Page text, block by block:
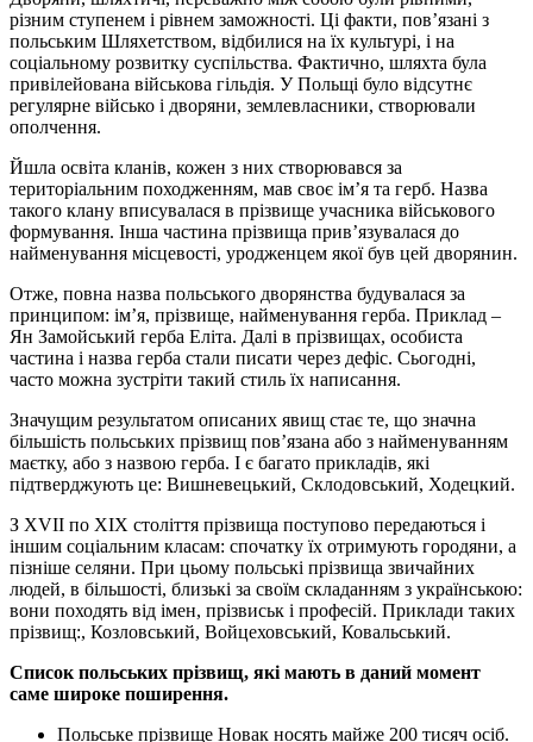
різним ступенем і рівнем заможності. Ці факти, пов’язані з
польським Шляхетством, відбилися на їх культурі, і на
соціальному розвитку суспільства. Фактично, шляхта була
привілейована військова гільдія. У Польщі було відсутнє
регулярне військо і дворяни, землевласники, створювали
ополчення.
Йшла освіта кланів, кожен з них створювався за
територіальним походженням, мав своє ім’я та герб. Назва
такого клану вписувалася в прізвище учасника військового
формування. Інша частина прізвища прив’язувалася до
найменування місцевості, уродженцем якої був цей дворянин.
Отже, повна назва польського дворянства будувалася за
принципом: ім’я, прізвище, найменування герба. Приклад –
Ян Замойський герба Еліта. Далі в прізвищах, особиста
частина і назва герба стали писати через дефіс. Сьогодні,
часто можна зустріти такий стиль їх написання.
Значущим результатом описаних явищ стає те, що значна
більшість польських прізвищ пов’язана або з найменуванням
маєтку, або з назвою герба. І є багато прикладів, які
підтверджують це: Вишневецький, Склодовський, Ходецкий.
З XVII по XIX століття прізвища поступово передаються і
іншим соціальним класам: спочатку їх отримують городяни, а
пізніше селяни. При цьому польські прізвища звичайних
людей, в більшості, близькі за своїм складанням з українською:
вони походять від імен, прізвиськ і професій. Приклади таких
прізвищ:, Козловський, Войцеховський, Ковальський.
Список польських прізвищ, які мають в даний момент
саме широке поширення.
Польське прізвище Новак носять майже 200 тисяч осіб.